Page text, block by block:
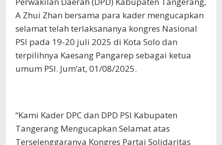
A Zhui Zhan bersama para kader mengucapkan
selamat telah terlaksananya kongres Nasional
PSI pada 19-20 juli 2025 di Kota Solo dan
terpilihnya Kaesang Pangarep sebagai ketua
umum PSI. Jum’at, 01/08/2025.
“Kami Kader DPC dan DPD PSI Kabupaten
Tangerang Mengucapkan Selamat atas
Terselenggaranya Kongres Partai Solidaritas